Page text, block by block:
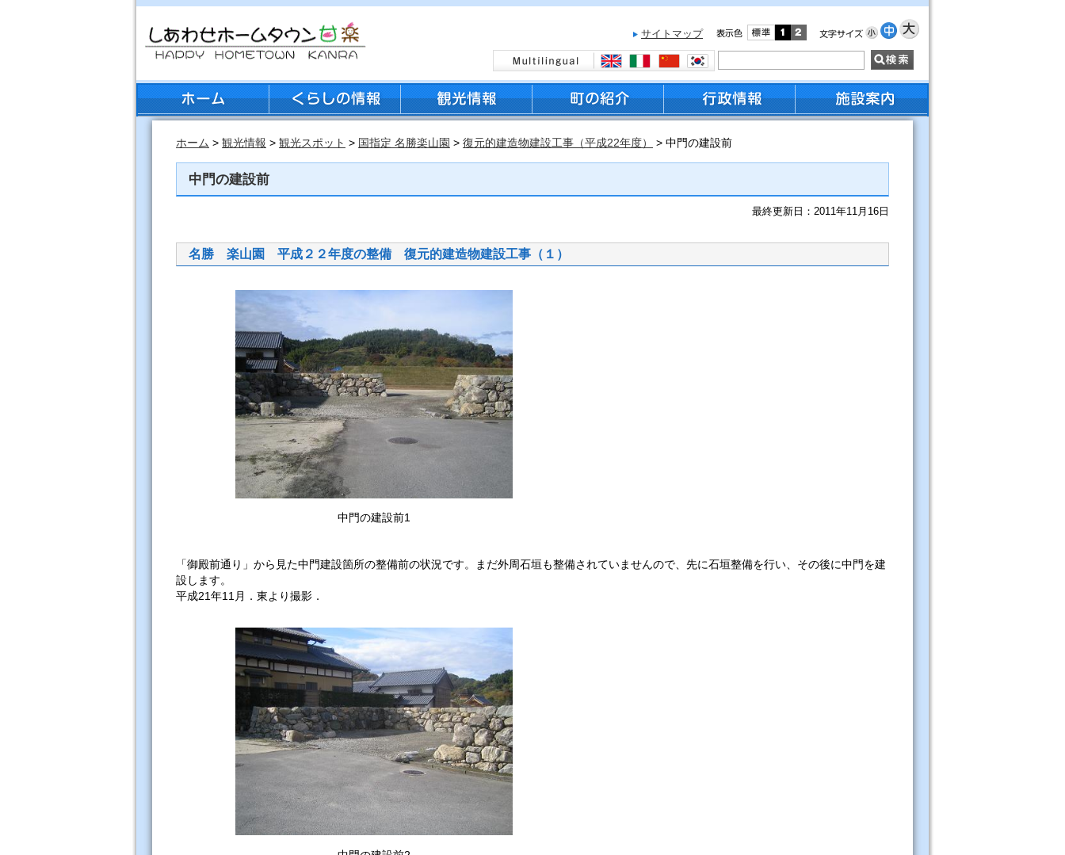
サイトマップ
ホーム > 観光情報 > 観光スポット > 国指定 名勝楽山園 > 復元的建造物建設工事（平成22年度） > 中門の建設前
中門の建設前
最終更新日：2011年11月16日
名勝 楽山園 平成２２年度の整備 復元的建造物建設工事（１）
中門の建設前1
「御殿前通り」から見た中門建設箇所の整備前の状況です。まだ外周石垣も整備されていませんので、先に石垣整備を行い、その後に中門を建
設します。
平成21年11月．東より撮影．